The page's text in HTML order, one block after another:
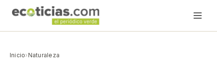
Inicio› Naturaleza